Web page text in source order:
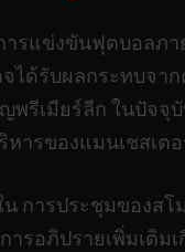
ารแข่งขันฟุตบอลภา
ได้รับผลกระทบจา
พรีเมียร์ลีก ในปัจจุ
หารของแมนเชสเต
การประชุมของสโ
ารอภิปรายเพิ่มเติม